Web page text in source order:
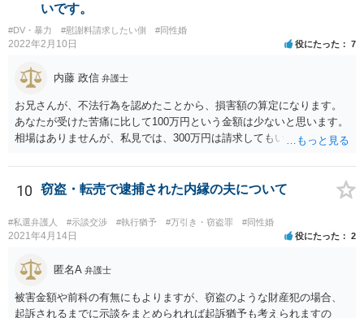
いです。
#DV・暴力 #慰謝料請求したい側 #同性婚
2022年2月10日 役にたった 7
内藤 政信 弁護士
お兄さんが、不法行為を認めたことから、損害額の算定になります。
あなたが受けた苦痛に比して100万円という金額は少ないと思います。
相場はありませんが、私見では、300万円は請求してもいいですね。
なるような条件では困るでしょう。 支払いの効果を高めるために、弁
護士を立ち合い人にするといいで しょう。 したがって、金額も含め
て、条件については弁護士と話をするといい でしょう。 書面はどちら
が作っても構いません。 書類を作るには、少なくも、５５０００円
は、かかるでしょう。
10 窃盗・転売で逮捕された内縁の夫について
#私選弁護人 #示談交渉 #執行猶予 #万引き・窃盗罪 #同性婚
2021年4月14日 役にたった 2
匿名A 弁護士
被害金額や前科の有無にもよりますが、窃盗のような財産犯の場合、
起訴されるまでに示談をまとめられれば起訴猶予も考えられますの